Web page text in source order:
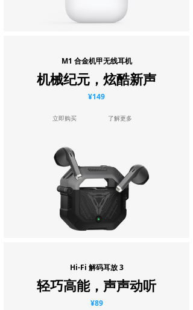
Hi-Fi 解码耳放 3
轻巧高能，声声动听
¥89
M1 合金机甲无线耳机
机械纪元，炫酷新声
¥149
立即购买 了解更多